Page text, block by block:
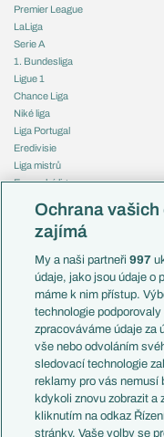
Premier League
LaLiga
Serie A
1. Bundesliga
Ligue 1
Chance Liga
Niké liga
Liga Portugal
Eredivisie
Liga mistrů
Evropská liga
Mistrovství světa
Liga národů
Témata
Představení týmů MS
EuroSkauting
PL v kostce
Evropské koeficienty
Přestupy
Přestupové spekulace
Zranění
Kluby
Ochrana
zajímá
My a naši partneři997
údaje, jako jsou údaje o
máme k nim přístup.
technologie
zpracováváme údaje za
vše nebo odvoláním
sledovací technologie
reklamy pro vás nemusí
kdykoli znovu zobrazit
kliknutím na odkaz
stránky. Vaše volby se